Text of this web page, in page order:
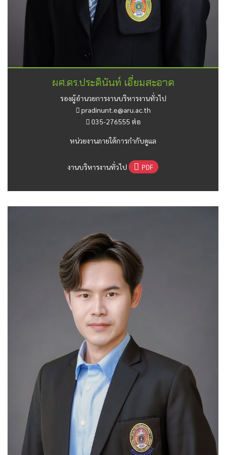
ผศ.ดร.ประดินันท์ เอี่ยมสะอาด
รองผู้อำนวยการงานบริหารงานทั่วไป
pradinunt.e@aru.ac.th
035-276555 ต่อ
หน่วยงานภายใต้การกำกับดูแล
งานบริหารงานทั่วไป PDF